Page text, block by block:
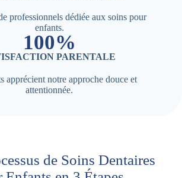
professionnels dédiée aux soins pour
enfants.
100%
PARENTALE
apprécient notre approche douce et
attentionnée.
de Soins Dentaires